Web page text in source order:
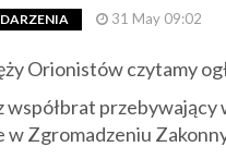
31 May 09:02
Orionistów czytamy
współbrat
w Zgromadzeniu